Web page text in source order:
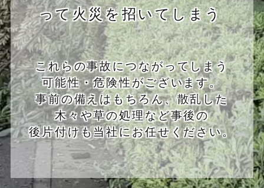
って火災を招いてしまう
これらの事故につながってしまう
可能性・危険性がございます。
事前の備えはもちろん、散乱した
木々や草の処理など事後の
後片付けも当社にお任せください。